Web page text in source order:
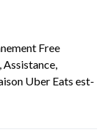
Free
Uber Eats est-